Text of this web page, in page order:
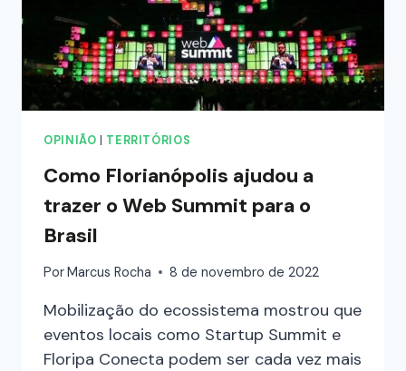
OPINIÃO TERRITÓRIOS
Como Florianópolis ajudou a
trazer o Web Summit para o
Brasil
PorMarcus Rocha 8 de novembro de 2022
Mobilização do ecossistema mostrou que
eventos locais como Startup Summit e
Floripa Conecta podem ser cada vez mais